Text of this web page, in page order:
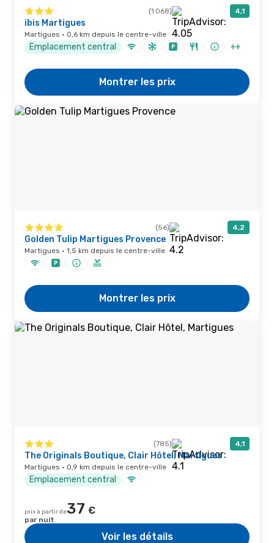
(1 068) 4,1
ibis Martigues
Martigues · 0,6 km depuis le centre-ville
Emplacement central
Montrer les prix
(56) 4,2
Golden Tulip Martigues Provence
Martigues · 1,5 km depuis le centre-ville
Montrer les prix
(785) 4,1
The Originals Boutique, Clair Hôtel, Martigues
Martigues · 0,9 km depuis le centre-ville
Emplacement central
prix à partir de37 €
par nuit
Voir les détails